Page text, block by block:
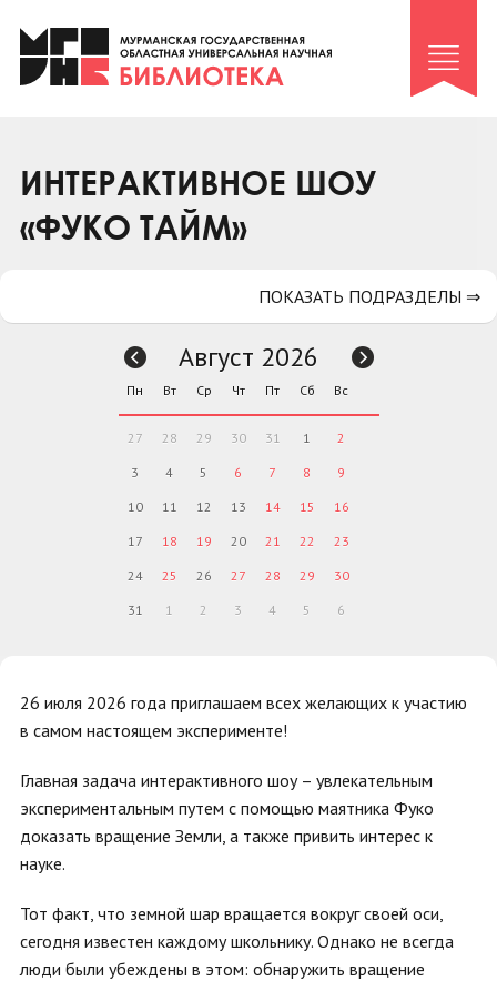
Клуб «Гиря и сельдерей»
Клуб «Семейный архив»
Коллегам
Контакты
ИНТЕРАКТИВНОЕ ШОУ
«ФУКО ТАЙМ»
26 июля 2026 года приглашаем всех желающих к участию
в самом настоящем эксперименте!
Главная задача интерактивного шоу – увлекательным
экспериментальным путем с помощью маятника Фуко
доказать вращение Земли, а также привить интерес к
науке.
Тот факт, что земной шар вращается вокруг своей оси,
сегодня известен каждому школьнику. Однако не всегда
люди были убеждены в этом: обнаружить вращение
ПОКАЗАТЬ ПОДРАЗДЕЛЫ ⇒
Август 2026
Пн Вт Ср Чт Пт Сб Вс
27 28 29 30 31 1 2
3 4 5 6 7 8 9
10 11 12 13 14 15 16
17 18 19 20 21 22 23
24 25 26 27 28 29 30
31 1 2 3 4 5 6